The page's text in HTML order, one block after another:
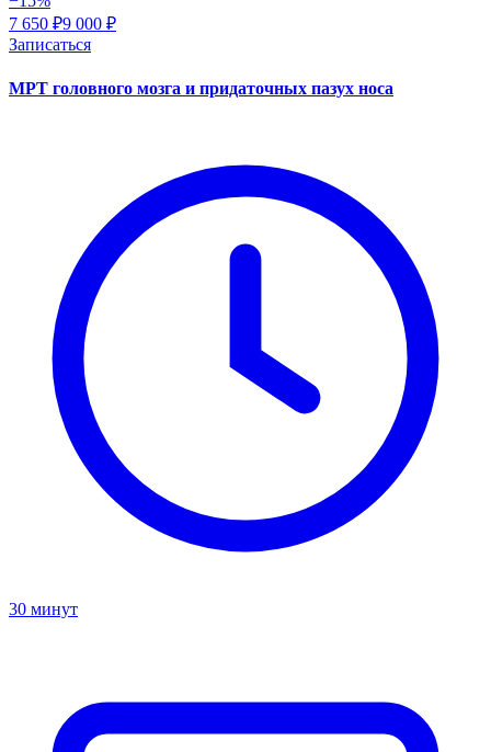
7 650 ₽9 000 ₽
Записаться
МРТ головного мозга и придаточных пазух носа
30 минут